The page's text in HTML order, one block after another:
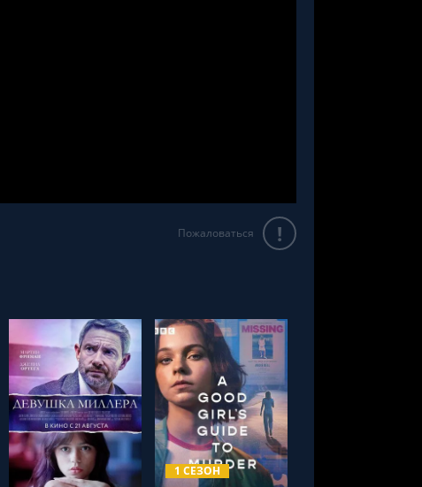
Пожаловаться !
СМОТРЕТЬ ОНЛАЙН
1 СЕЗОН
СМОТРЕТЬ ОНЛАЙН